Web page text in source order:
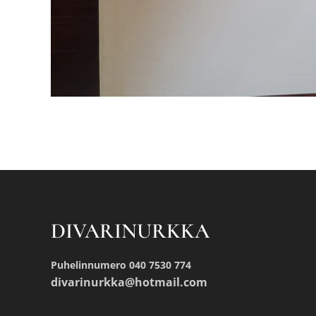
DIVARINURKKA
Puhelinnumero 040 7530 774
divarinurkka@hotmail.com